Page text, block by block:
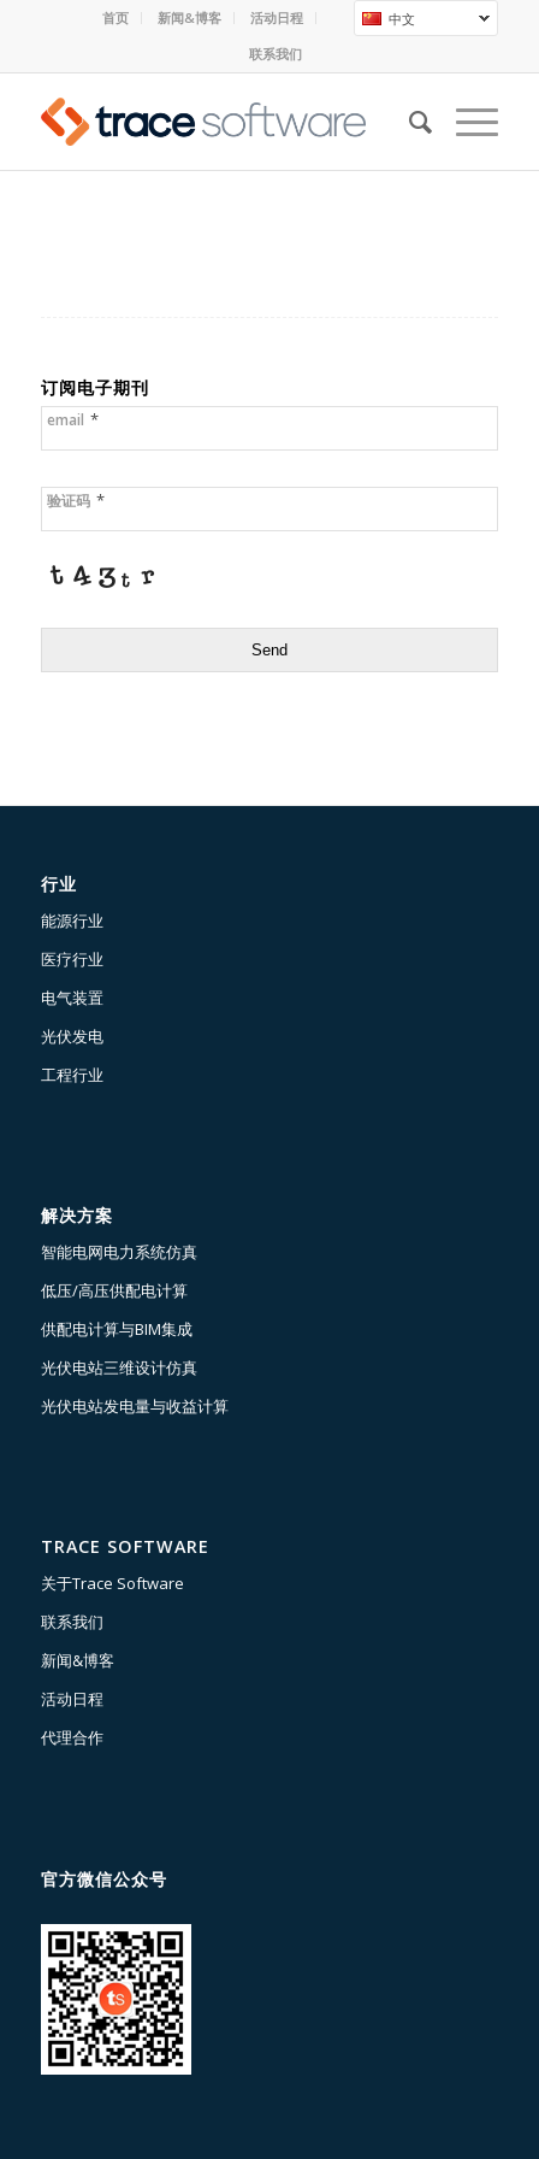
中文
首页 新闻&博客
活动日程
联系我们
订阅电子期刊
email *
验证码 *
Send
行业
能源行业
医疗行业
电气装置
光伏发电
工程行业
解决方案
智能电网电力系统仿真
低压/高压供配电计算
供配电计算与BIM集成
光伏电站三维设计仿真
光伏电站发电量与收益计算
TRACE SOFTWARE
关于Trace Software
联系我们
新闻&博客
活动日程
代理合作
官方微信公众号